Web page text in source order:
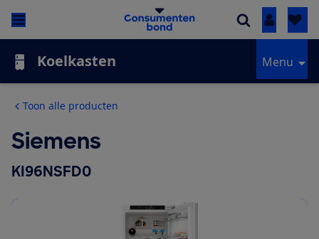
Inloggen
Koelkasten Menu
Toon alle producten
Siemens
KI96NSFD0